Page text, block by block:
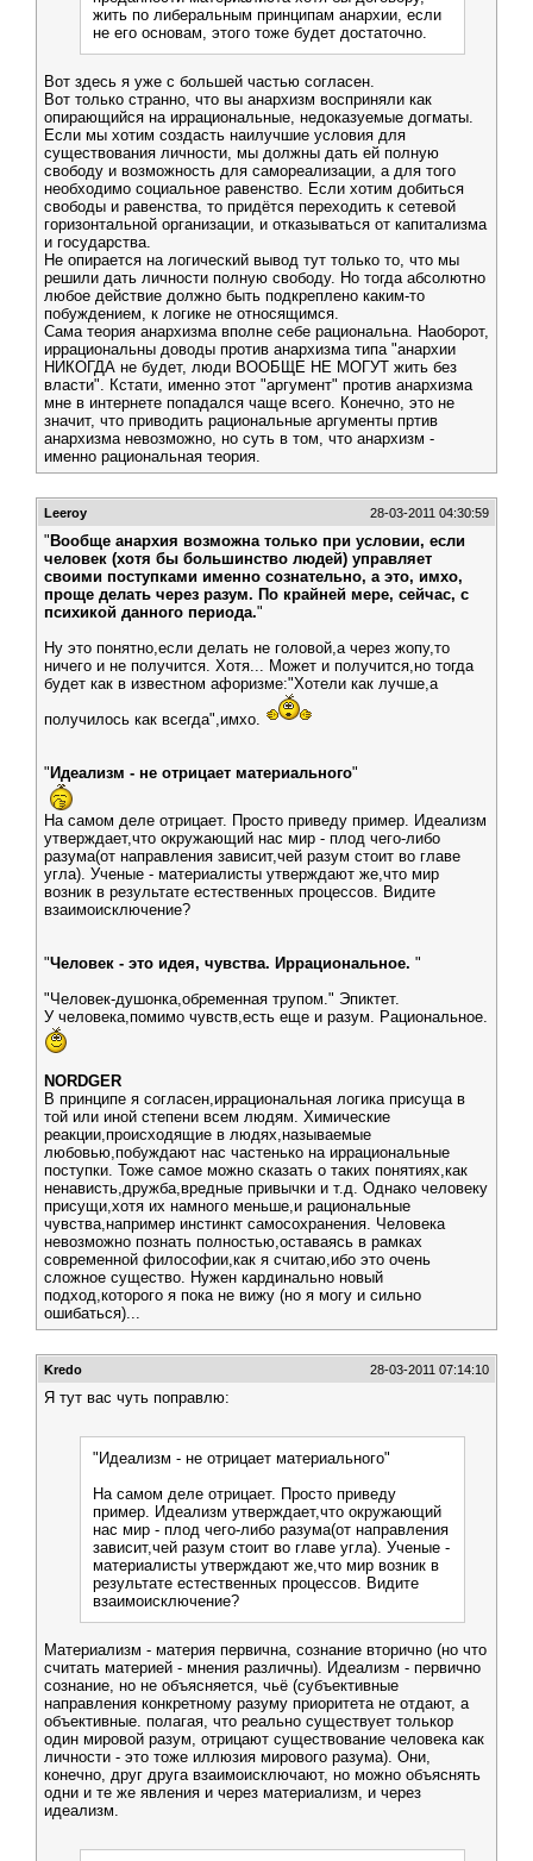
жить по либеральным принципам анархии, если
не его основам, этого тоже будет достаточно.
Вот здесь я уже с большей частью согласен.
Вот только странно, что вы анархизм восприняли как
опирающийся на иррациональные, недоказуемые догматы.
Если мы хотим создасть наилучшие условия для
существования личности, мы должны дать ей полную
свободу и возможность для самореализации, а для того
необходимо социальное равенство. Если хотим добиться
свободы и равенства, то придётся переходить к сетевой
горизонтальной организации, и отказываться от капитализма
и государства.
Не опирается на логический вывод тут только то, что мы
решили дать личности полную свободу. Но тогда абсолютно
любое действие должно быть подкреплено каким-то
побуждением, к логике не относящимся.
Сама теория анархизма вполне себе рациональна. Наоборот,
иррациональны доводы против анархизма типа "анархии
НИКОГДА не будет, люди ВООБЩЕ НЕ МОГУТ жить без
власти". Кстати, именно этот "аргумент" против анархизма
мне в интернете попадался чаще всего. Конечно, это не
значит, что приводить рациональные аргументы пртив
анархизма невозможно, но суть в том, что анархизм -
именно рациональная теория.
Leeroy 28-03-2011 04:30:59
" Вообще анархия возможна только при условии, если
человек (хотя бы большинство людей) управляет
своими поступками именно сознательно, а это, имхо,
проще делать через разум. По крайней мере, сейчас, с
психикой данного периода."
Ну это понятно,если делать не головой,а через жопу,то
ничего и не получится. Хотя... Может и получится,но тогда
будет как в известном афоризме:"Хотели как лучше,а
получилось как всегда",имхо.
" Идеализм - не отрицает материального"
На самом деле отрицает. Просто приведу пример. Идеализм
утверждает,что окружающий нас мир - плод чего-либо
разума(от направления зависит,чей разум стоит во главе
угла). Ученые - материалисты утверждают же,что мир
возник в результате естественных процессов. Видите
взаимоисключение?
"Человек - это идея, чувства. Иррациональное. "
"Человек-душонка,обременная трупом." Эпиктет.
У человека,помимо чувств,есть еще и разум. Рациональное.
NORDGER
В принципе я согласен,иррациональная логика присуща в
той или иной степени всем людям. Химические
реакции,происходящие в людях,называемые
любовью,побуждают нас частенько на иррациональные
поступки. Тоже самое можно сказать о таких понятиях,как
ненависть,дружба,вредные привычки и т.д. Однако человеку
присущи,хотя их намного меньше,и рациональные
чувства,например инстинкт самосохранения. Человека
невозможно познать полностью,оставаясь в рамках
современной философии,как я считаю,ибо это очень
сложное существо. Нужен кардинально новый
подход,которого я пока не вижу (но я могу и сильно
ошибаться)...
Kredo 28-03-2011 07:14:10
Я тут вас чуть поправлю:
"Идеализм - не отрицает материального"
На самом деле отрицает. Просто приведу
пример. Идеализм утверждает,что окружающий
нас мир - плод чего-либо разума(от направления
зависит,чей разум стоит во главе угла). Ученые -
материалисты утверждают же,что мир возник в
результате естественных процессов. Видите
взаимоисключение?
Материализм - материя первична, сознание вторично (но что
считать материей - мнения различны). Идеализм - первично
сознание, но не объясняется, чьё (субъективные
направления конкретному разуму приоритета не отдают, а
объективные. полагая, что реально существует толькор
один мировой разум, отрицают существование человека как
личности - это тоже иллюзия мирового разума). Они,
конечно, друг друга взаимоисключают, но можно объяснять
одни и те же явления и через материализм, и через
идеализм.